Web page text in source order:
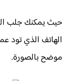
حيث يمكنك جلب
موضح بالصورة.